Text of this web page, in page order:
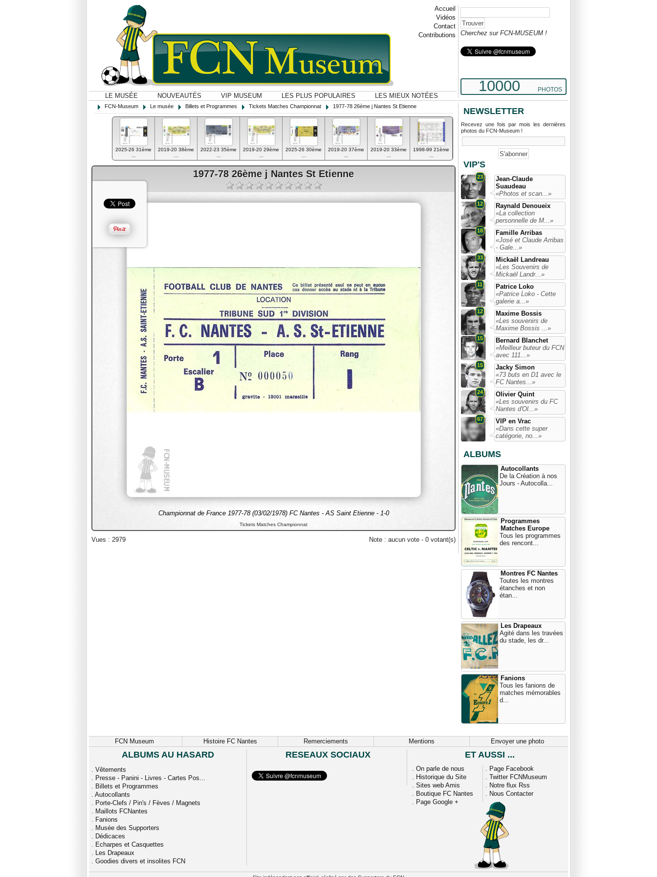
Accueil
Vidéos
Contact
Contributions
LE MUSÉE NOUVEAUTÉS VIP MUSEUM LES PLUS POPULAIRES LES MIEUX NOTÉES
Cherchez sur FCN-MUSEUM !
10000 PHOTOS
FCN-Museum Le musée Billets et Programmes Tickets Matches Championnat 1977-78 26ème j Nantes St Etienne
2025-26 31ème
2019-20 38ème
2022-23 35ème
2019-20 29ème
2025-26 30ème
2019-20 37ème
2019-20 33ème
1998-99 21ème
1977-78 26ème j Nantes St Etienne
Championnat de France 1977-78 (03/02/1978) FC Nantes - AS Saint Etienne - 1-0
Tickets Matches Championnat
Vues : 2979 Note : aucun vote - 0 votant(s)
NEWSLETTER
Recevez une fois par mois les dernières
photos du FCN-Museum !
VIP'S
23
Jean-Claude
Suaudeau
«Photos et scan...»
12
Raynald Denoueix
«La collection
personnelle de M...»
18
Famille Arribas
«José et Claude Arribas
- Gale...»
33
Mickaël Landreau
«Les Souvenirs de
Mickaël Landr...»
11
Patrice Loko
«Patrice Loko - Cette
galerie a...»
12
Maxime Bossis
«Les souvenirs de
Maxime Bossis ...»
15
Bernard Blanchet
«Meilleur buteur du FCN
avec 111...»
15
Jacky Simon
«73 buts en D1 avec le
FC Nantes...»
24
Olivier Quint
«Les souvenirs du FC
Nantes d'Ol...»
67
VIP en Vrac
«Dans cette super
catégorie, no...»
ALBUMS
Autocollants
De la Création à nos
Jours - Autocolla...
Programmes
Matches Europe
Tous les programmes
des rencont...
Montres FC Nantes
Toutes les montres
étanches et non
étan...
Les Drapeaux
Agité dans les travées
du stade, les dr...
Fanions
Tous les fanions de
matches mémorables
d...
FCN Museum Histoire FC Nantes Remerciements Mentions Envoyer une photo
ALBUMS AU HASARD
. Vêtements
. Presse - Panini - Livres - Cartes Pos...
. Billets et Programmes
. Autocollants
. Porte-Clefs / Pin's / Fèves / Magnets
. Maillots FCNantes
. Fanions
. Musée des Supporters
. Dédicaces
. Echarpes et Casquettes
. Les Drapeaux
. Goodies divers et insolites FCN
RESEAUX SOCIAUX ET AUSSI ...
. On parle de nous
. Historique du Site
. Sites web Amis
. Boutique FC Nantes
. Page Google +
. Page Facebook
. Twitter FCNMuseum
. Notre flux Rss
. Nous Contacter